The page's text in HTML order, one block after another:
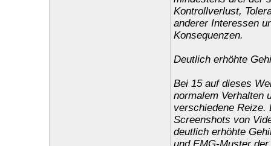
Kontrollverlust,
anderer Interessen
Konsequenzen.
Deutlich erhöhte
Bei 15 auf dieses
normalem Verhalten
verschiedene Reize.
Screenshots von
deutlich erhöhte